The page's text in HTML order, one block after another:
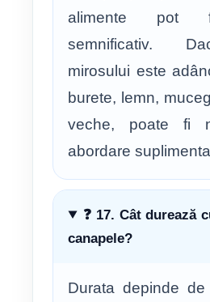
alimente pot
semnificativ.
mirosului este
burete, lemn,
veche, poate fi
abordare
❓ 17. Cât durează
canapele?
Durata depinde de